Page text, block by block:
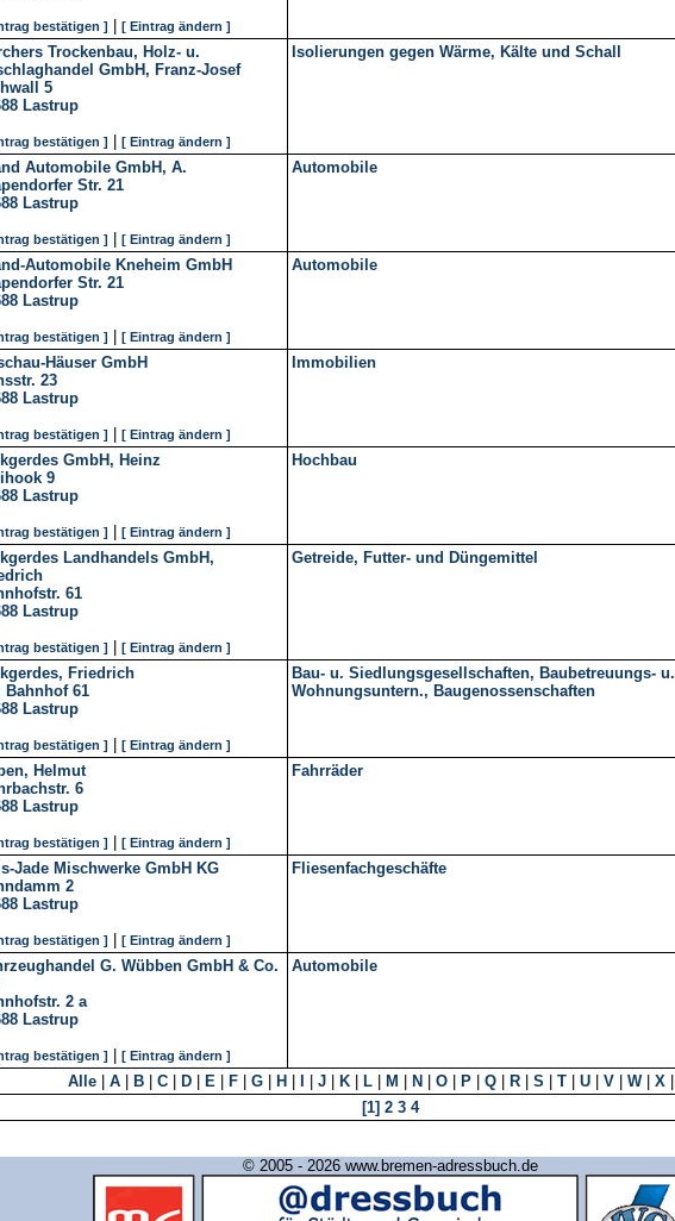
bestätigen ] [ Eintrag ändern ]
Trockenbau, Holz- u.
GmbH, Franz-Josef
5
Lastrup
bestätigen ] [ Eintrag ändern ]
Isolierungen gegen Wärme, Kälte und Schall
Automobile GmbH, A.
Str. 21
Lastrup
bestätigen ] [ Eintrag ändern ]
Automobile
Automobile Kneheim GmbH
Str. 21
Lastrup
bestätigen ] [ Eintrag ändern ]
Automobile
Häuser GmbH
23
Lastrup
bestätigen ] [ Eintrag ändern ]
Immobilien
GmbH, Heinz
9
Lastrup
bestätigen ] [ Eintrag ändern ]
Hochbau
Landhandels GmbH,
61
Lastrup
bestätigen ] [ Eintrag ändern ]
Getreide, Futter- und Düngemittel
Friedrich
Bahnhof 61
Lastrup
bestätigen ] [ Eintrag ändern ]
Bau- u. Siedlungsgesellschaften, Baubetreuungs- u.
Wohnungsuntern., Baugenossenschaften
Helmut
6
Lastrup
bestätigen ] [ Eintrag ändern ]
Fahrräder
Jade Mischwerke GmbH KG
2
Lastrup
bestätigen ] [ Eintrag ändern ]
Fliesenfachgeschäfte
G. Wübben GmbH & Co.
2 a
Lastrup
bestätigen ] [ Eintrag ändern ]
Automobile
Alle A B C D E F G H J K L M N O P Q R S T U V W| X
[1] 2 3 4
© 2005 - 2026 www.bremen-adressbuch.de